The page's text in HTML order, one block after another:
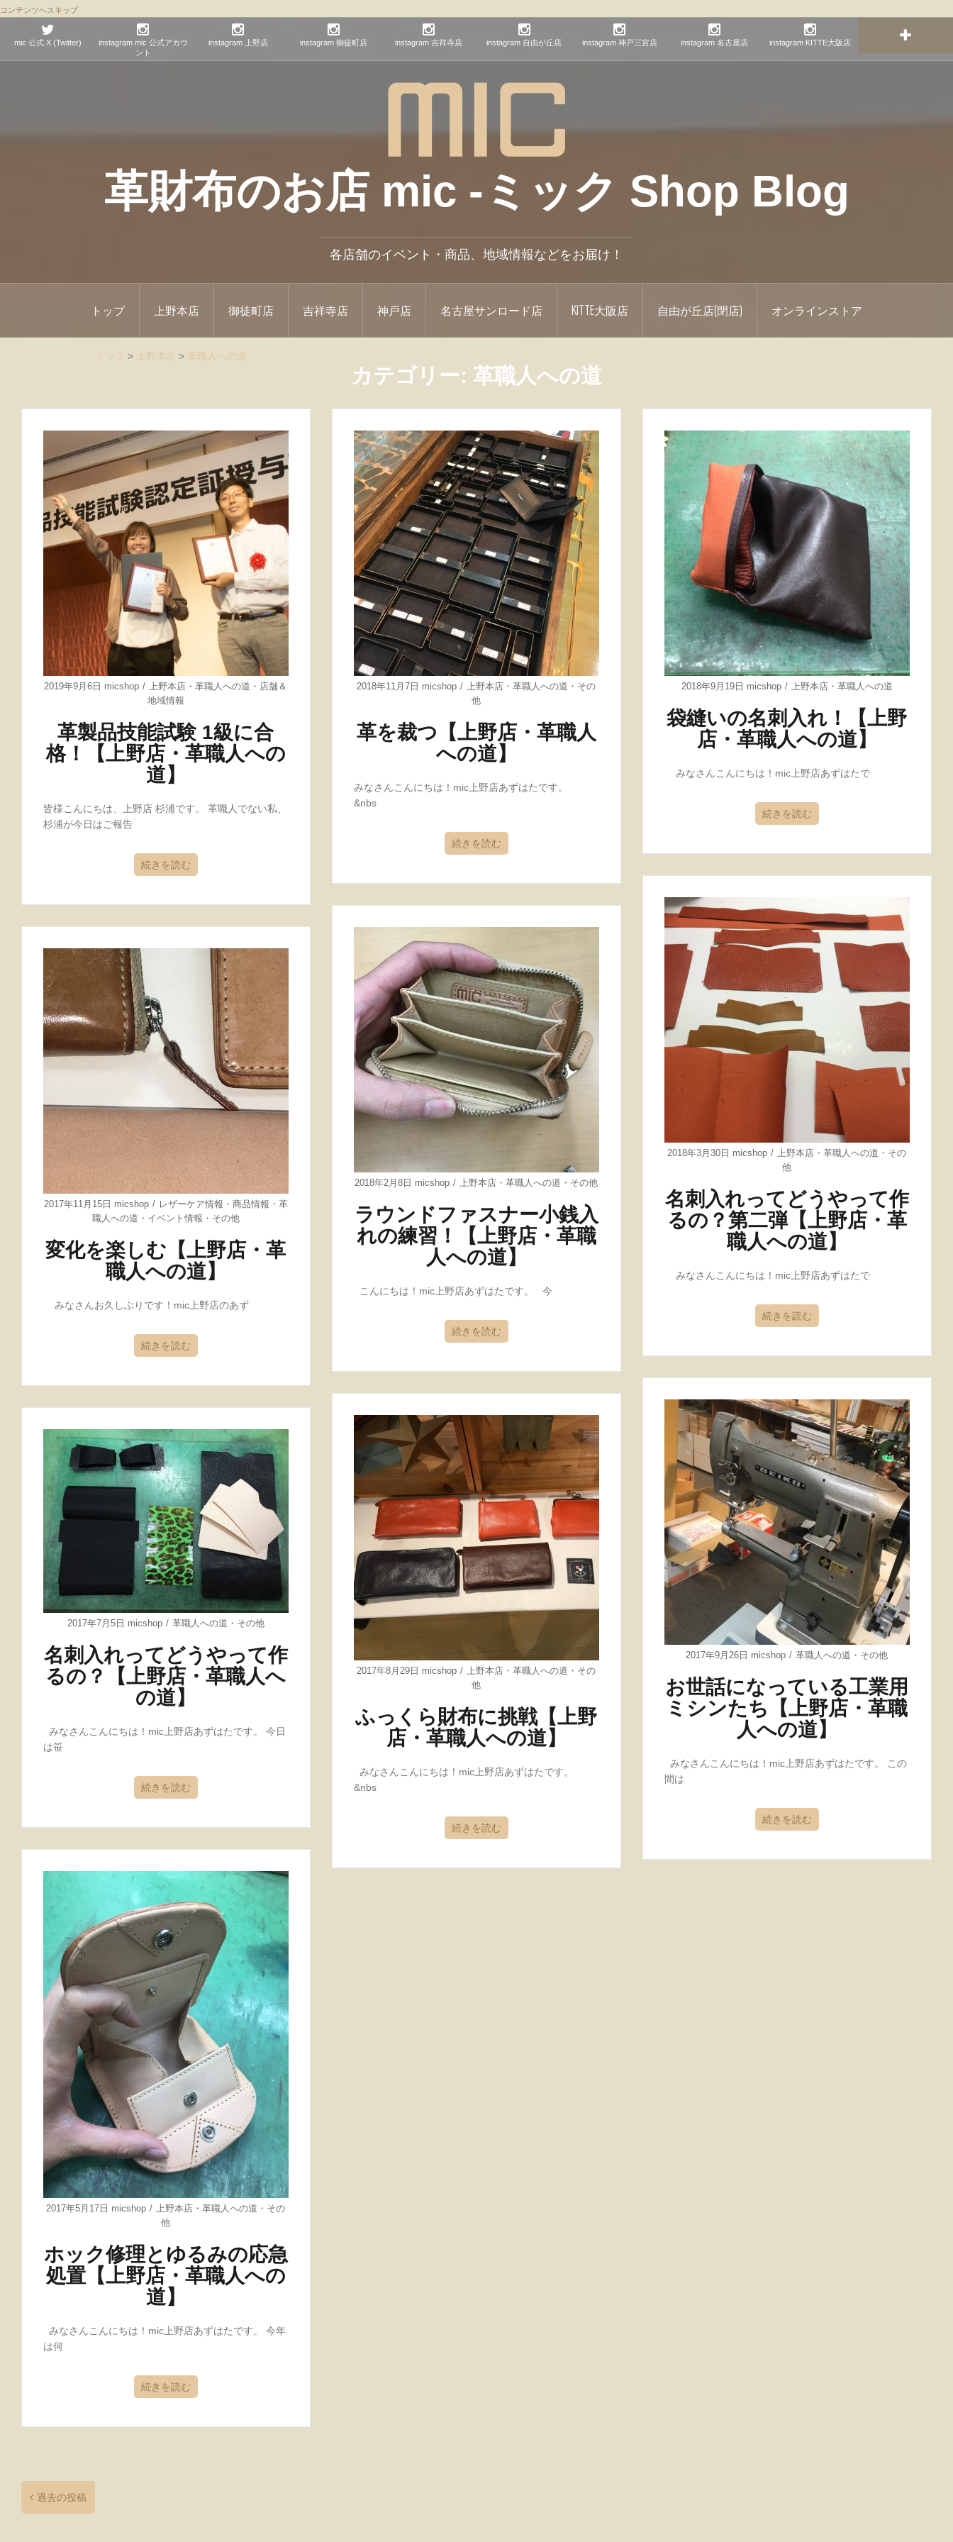
コンテンツへスキップ
mic 公式 X (Twitter)
instagram mic 公式アカウ
ント
instagram 上野店 instagram 御徒町店 instagram 吉祥寺店 instagram 自由が丘店 instagram 神戸三宮店 instagram 名古屋店 instagram KITTE大阪店
革財布のお店 mic -ミック Shop Blog
各店舗のイベント・商品、地域情報などをお届け！
トップ 上野本店 御徒町店 吉祥寺店 神戸店 名古屋サンロード店 KITTE大阪店 自由が丘店(閉店) オンラインストア
トップ > 上野本店 > 革職人への道
カテゴリー: 革職人への道
2019年9月6日 micshop 上野本店 ・革職人への道 ・ 店舗＆
地域情報
革製品技能試験 1級に合
格！【上野店・革職人への
道】
皆様こんにちは、上野店 杉浦です。 革職人でない私、
杉浦が今日はご報告
続きを読む
2018年11月7日 micshop 上野本店 ・革職人への道 ・ その
他
革を裁つ【上野店・革職人
への道】
みなさんこんにちは！mic上野店あずはたです。
&nbs
続きを読む
2018年9月19日 micshop 上野本店・ 革職人への道
袋縫いの名刺入れ！【上野
店・革職人への道】
みなさんこんにちは！mic上野店あずはたで
続きを読む
2018年3月30日 micshop 上野本店 ・革職人への道 ・ その
他
名刺入れってどうやって作
るの？第二弾【上野店・革
職人への道】
みなさんこんにちは！mic上野店あずはたで
続きを読む
2018年2月8日 micshop 上野本店 ・革職人への道 ・ その他
ラウンドファスナー小銭入
れの練習！【上野店・革職
人への道】
こんにちは！mic上野店あずはたです。 今
続きを読む
2017年11月15日 micshop レザーケア情報 ・ 商品情報 ・ 革
職人への道 ・ イベント情報 ・ その他
変化を楽しむ【上野店・革
職人への道】
みなさんお久しぶりです！mic上野店のあず
続きを読む
2017年9月26日 micshop 革職人への道 ・ その他
お世話になっている工業用
ミシンたち【上野店・革職
人への道】
みなさんこんにちは！mic上野店あずはたです。 この
間は
続きを読む
2017年8月29日 micshop 上野本店 ・革職人への道 ・ その
他
ふっくら財布に挑戦【上野
店・革職人への道】
みなさんこんにちは！mic上野店あずはたです。
&nbs
続きを読む
2017年7月5日 micshop 革職人への道 ・ その他
名刺入れってどうやって作
るの？【上野店・革職人へ
の道】
みなさんこんにちは！mic上野店あずはたです。 今日
は笹
続きを読む
2017年5月17日 micshop 上野本店 ・革職人への道 ・ その
他
ホック修理とゆるみの応急
処置【上野店・革職人への
道】
みなさんこんにちは！mic上野店あずはたです。 今年
は何
続きを読む
稿
ゲ
過去の投稿